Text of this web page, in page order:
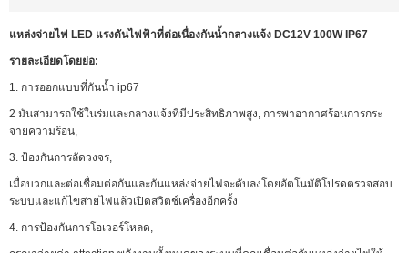
แหล่งจ่ายไฟ LED แรงดันไฟฟ้าที่ต่อเนื่องกันน้ำกลางแจ้ง DC12V 100W IP67
รายละเอียดโดยย่อ:
1. การออกแบบที่กันน้ำ ip67
2 มันสามารถใช้ในร่มและกลางแจ้งที่มีประสิทธิภาพสูง, การพาอากาศร้อนการกระ
จายความร้อน,
3. ป้องกันการลัดวงจร,
เมื่อบวกและต่อเชื่อมต่อกันและกันแหล่งจ่ายไฟจะดับลงโดยอัตโนมัติโปรดตรวจสอบ
ระบบและแก้ไขสายไฟแล้วเปิดสวิตช์เครื่องอีกครั้ง
4. การป้องกันการโอเวอร์โหลด,